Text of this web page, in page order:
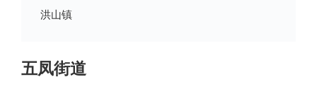
洪山镇
五凤街道